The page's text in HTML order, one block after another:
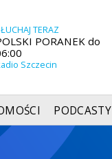
TERAZ
PORANEK do
Szczecin
PODCASTY